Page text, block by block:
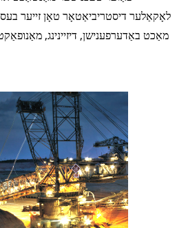
לאָקאַלער דיסטריביאַטאָר טאָן זייער
מאַכט באַדערפענישן, דיזיינינג,